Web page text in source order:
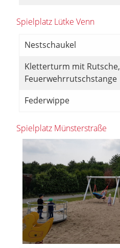
Spielplatz Lütke Venn
Nestschaukel
Kletterturm mit Rutsche,
Feuerwehrrutschstange
Federwippe
Spielplatz Münsterstraße